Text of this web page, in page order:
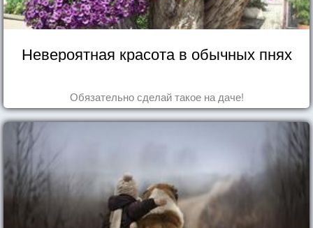
Невероятная красота в обычных пнях
Обязательно сделай такое на даче!